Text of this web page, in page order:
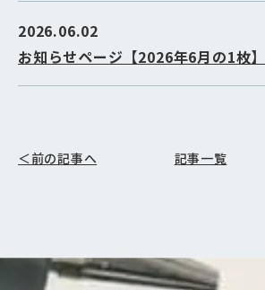
2026.06.02
お知らせページ【2026年6月の1枚】
＜前の記事へ 記事一覧